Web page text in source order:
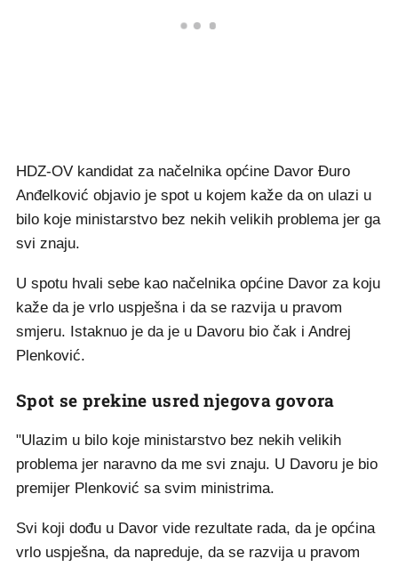
HDZ-OV kandidat za načelnika općine Davor Đuro
Anđelković objavio je spot u kojem kaže da on ulazi u
bilo koje ministarstvo bez nekih velikih problema jer ga
svi znaju.
U spotu hvali sebe kao načelnika općine Davor za koju
kaže da je vrlo uspješna i da se razvija u pravom
smjeru. Istaknuo je da je u Davoru bio čak i Andrej
Plenković.
Spot se prekine usred njegova govora
"Ulazim u bilo koje ministarstvo bez nekih velikih
problema jer naravno da me svi znaju. U Davoru je bio
premijer Plenković sa svim ministrima.
Svi koji dođu u Davor vide rezultate rada, da je općina
vrlo uspješna, da napreduje, da se razvija u pravom